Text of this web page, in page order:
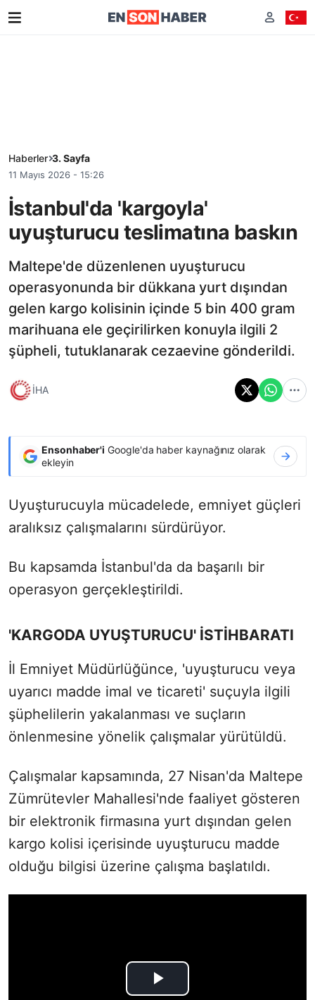
Haberler 3. Sayfa
11 Mayıs 2026 - 15:26
İstanbul'da 'kargoyla'
uyuşturucu teslimatına baskın
Maltepe'de düzenlenen uyuşturucu
operasyonunda bir dükkana yurt dışından
gelen kargo kolisinin içinde 5 bin 400 gram
marihuana ele geçirilirken konuyla ilgili 2
şüpheli, tutuklanarak cezaevine gönderildi.
İHA
Ensonhaber'i Google'da haber kaynağınız olarak
ekleyin
Uyuşturucuyla mücadelede, emniyet güçleri
aralıksız çalışmalarını sürdürüyor.
Bu kapsamda İstanbul'da da başarılı bir
operasyon gerçekleştirildi.
'KARGODA UYUŞTURUCU' İSTİHBARATI
İl Emniyet Müdürlüğünce, 'uyuşturucu veya
uyarıcı madde imal ve ticareti' suçuyla ilgili
şüphelilerin yakalanması ve suçların
önlenmesine yönelik çalışmalar yürütüldü.
Çalışmalar kapsamında, 27 Nisan'da Maltepe
Zümrütevler Mahallesi'nde faaliyet gösteren
bir elektronik firmasına yurt dışından gelen
kargo kolisi içerisinde uyuşturucu madde
olduğu bilgisi üzerine çalışma başlatıldı.